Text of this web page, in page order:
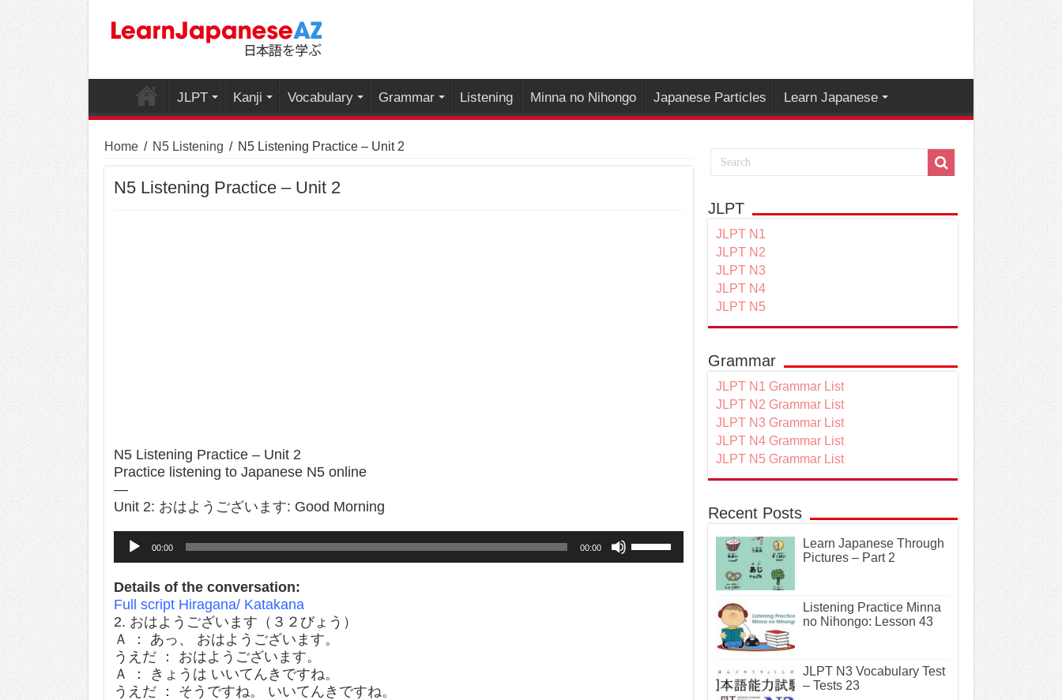
JLPT Kanji Vocabulary Grammar Listening Minna no Nihongo Japanese Particles Learn Japanese
Home / N5 Listening / N5 Listening Practice – Unit 2
N5 Listening Practice – Unit 2
N5 Listening Practice – Unit 2
Practice listening to Japanese N5 online
—
Unit 2: おはようございます: Good Morning
Audio
Player
00:00 00:00
Details of the conversation:
Full script Hiragana/ Katakana
2. おはようございます（３２びょう）
Ａ ： あっ、 おはようございます。
うえだ ： おはようございます。
Ａ ： きょうは いいてんきですね。
うえだ ： そうですね。 いいてんきですね。
JLPT
JLPT N1
JLPT N2
JLPT N3
JLPT N4
JLPT N5
Grammar
JLPT N1 Grammar List
JLPT N2 Grammar List
JLPT N3 Grammar List
JLPT N4 Grammar List
JLPT N5 Grammar List
Recent Posts
Learn Japanese Through
Pictures – Part 2
Listening Practice Minna
no Nihongo: Lesson 43
JLPT N3 Vocabulary Test
– Tests 23